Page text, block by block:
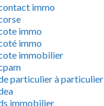
immo
immo
immo
immobilier
particulier à particulier
immobilier